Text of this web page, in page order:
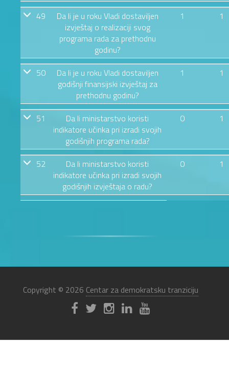
49
Da li je u roku Vladi dostaviljen
izvještaj o realizaciji svog
programa rada za prethodnu
godinu?
1 1
50
Da li je u roku Vladi dostaviljen
godišnji finansijski izvještaj za
prethodnu godinu?
1 1
51
Da li ministarstvo koristi
indikatore učinka pri izradi svojih
godišnjih programa rada?
0 1
52
Da li ministarstvo koristi
indikatore učinka pri izradi svojih
godišnjih izvještaja o radu?
0 1
Copyright © 2026 Centar za demokratsku tranziciju